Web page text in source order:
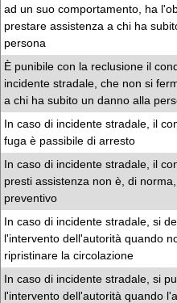
ad un suo comportamento, ha
prestare assistenza a chi ha
persona
È punibile con la reclusione il
incidente stradale, che non si
a chi ha subito un danno alla
In caso di incidente stradale, il
fuga è passibile di arresto
In caso di incidente stradale, il
presti assistenza non è, di
preventivo
In caso di incidente stradale, si
l'intervento dell'autorità quando
ripristinare la circolazione
In caso di incidente stradale, si
l'intervento dell'autorità quando